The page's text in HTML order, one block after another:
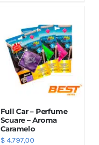
Full Car – Perfume
Scuare – Aroma
Caramelo
$4.797,00